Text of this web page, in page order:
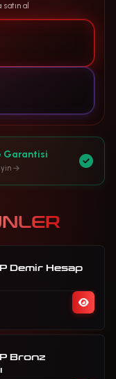
al
Garantisi
Demir Hesap
Bronz